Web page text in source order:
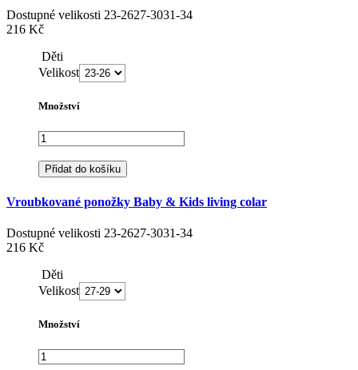
Dostupné velikosti 23-2627-3031-34
216 Kč
Děti
Velikost
Množství
Přidat do košíku
Vroubkované ponožky Baby & Kids living colar
Dostupné velikosti 23-2627-3031-34
216 Kč
Děti
Velikost
Množství